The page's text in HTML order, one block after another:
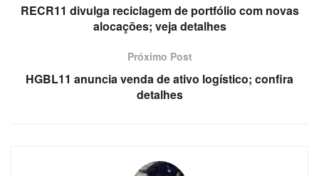
RECR11 divulga reciclagem de portfólio com novas
alocações; veja detalhes
Próximo Post
HGBL11 anuncia venda de ativo logístico; confira
detalhes